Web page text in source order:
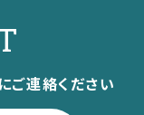
ご連絡ください